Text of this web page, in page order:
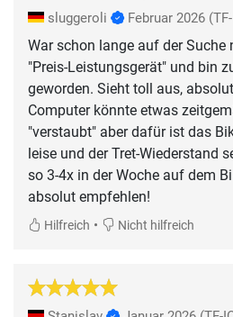
sluggeroli Februar 2026
War schon lange auf der Suche
"Preis-Leistungsgerät" und bin
geworden. Sieht toll aus,
Computer könnte etwas
"verstaubt" aber dafür ist das
leise und der Tret-Wiederstand
so 3-4x in der Woche auf dem
absolut empfehlen!
Hilfreich • Nicht hilfreich